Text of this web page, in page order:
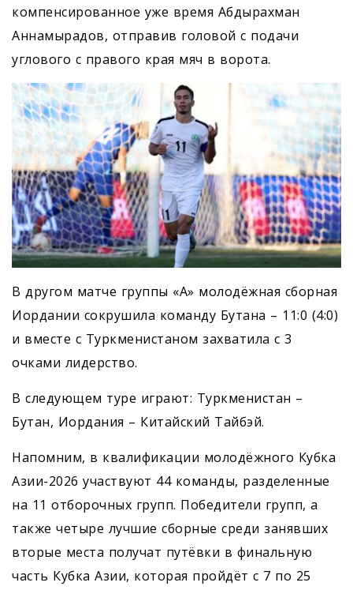
компенсированное уже время Абдырахман
Аннамырадов, отправив головой с подачи
углового с правого края мяч в ворота.
В другом матче группы «А» молодёжная сборная
Иордании сокрушила команду Бутана – 11:0 (4:0)
и вместе с Туркменистаном захватила с 3
очками лидерство.
В следующем туре играют: Туркменистан –
Бутан, Иордания – Китайский Тайбэй.
Напомним, в квалификации молодёжного Кубка
Азии-2026 участвуют 44 команды, разделенные
на 11 отборочных групп. Победители групп, а
также четыре лучшие сборные среди занявших
вторые места получат путёвки в финальную
часть Кубка Азии, которая пройдёт с 7 по 25